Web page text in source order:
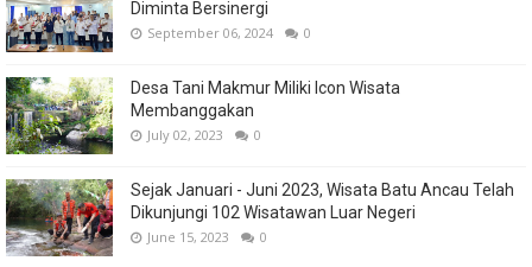
Diminta Bersinergi
September 06, 2024 0
Desa Tani Makmur Miliki Icon Wisata
Membanggakan
July 02, 2023 0
Sejak Januari - Juni 2023, Wisata Batu Ancau Telah
Dikunjungi 102 Wisatawan Luar Negeri
June 15, 2023 0